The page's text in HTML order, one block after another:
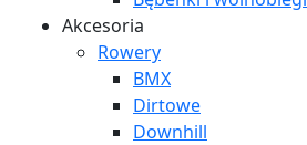
Akcesoria
Rowery
BMX
Dirtowe
Downhill